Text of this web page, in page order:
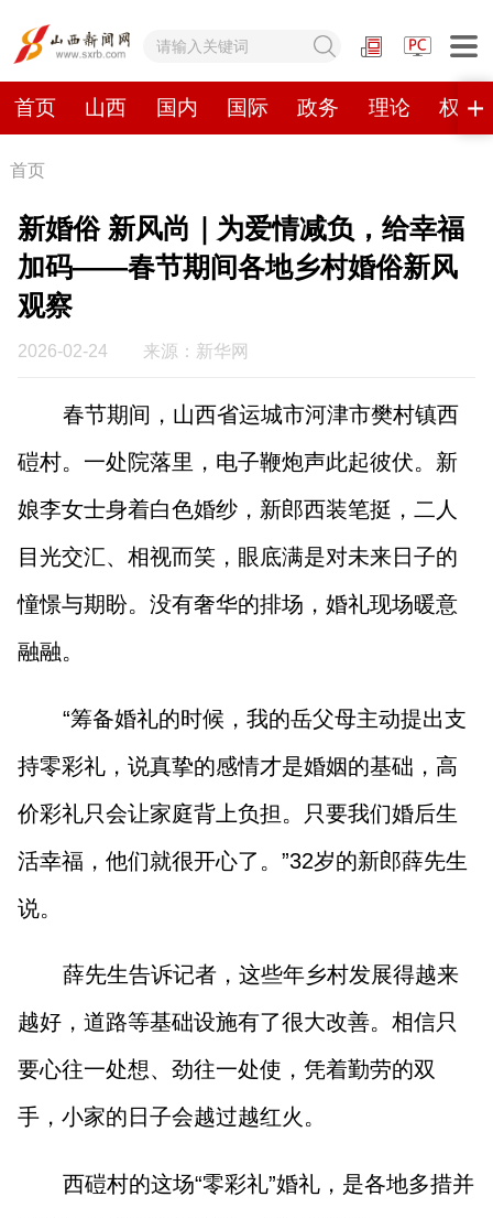
首页 山西 国内 国际 政务 理论 权威
网站地图
政务 理论 权威发布 原创
视频
山西日报 山西晚报 山西经济日报 山西农民报
山西市场导报 山西法治报
地方频道
大同
晋中 阳泉 长治 晋城
临汾 运城
行业频道
首页
新婚俗 新风尚｜为爱情减负，给幸福
加码——春节期间各地乡村婚俗新风
观察
2026-02-24 来源：新华网
春节期间，山西省运城市河津市樊村镇西
磑村。一处院落里，电子鞭炮声此起彼伏。新
娘李女士身着白色婚纱，新郎西装笔挺，二人
目光交汇、相视而笑，眼底满是对未来日子的
憧憬与期盼。没有奢华的排场，婚礼现场暖意
融融。
“筹备婚礼的时候，我的岳父母主动提出支
持零彩礼，说真挚的感情才是婚姻的基础，高
价彩礼只会让家庭背上负担。只要我们婚后生
活幸福，他们就很开心了。”32岁的新郎薛先生
说。
薛先生告诉记者，这些年乡村发展得越来
越好，道路等基础设施有了很大改善。相信只
要心往一处想、劲往一处使，凭着勤劳的双
手，小家的日子会越过越红火。
西磑村的这场“零彩礼”婚礼，是各地多措并